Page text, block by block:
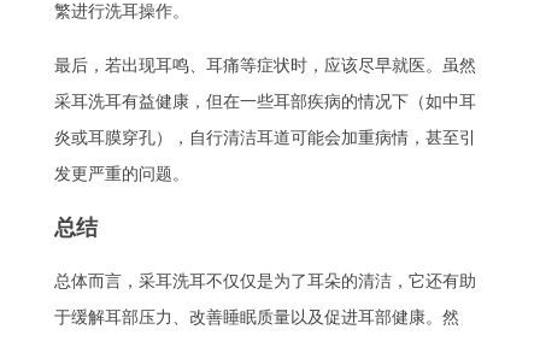
繁进行洗耳操作。
最后，若出现耳鸣、耳痛等症状时，应该尽早就医。虽然
采耳洗耳有益健康，但在一些耳部疾病的情况下（如中耳
炎或耳膜穿孔），自行清洁耳道可能会加重病情，甚至引
发更严重的问题。
总结
总体而言，采耳洗耳不仅仅是为了耳朵的清洁，它还有助
于缓解耳部压力、改善睡眠质量以及促进耳部健康。然